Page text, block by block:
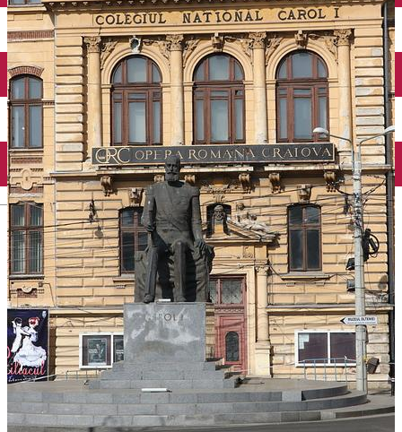
English
Închirieri auto
Închirieri biciclete
Taxi
Încărcare vehicule electrice